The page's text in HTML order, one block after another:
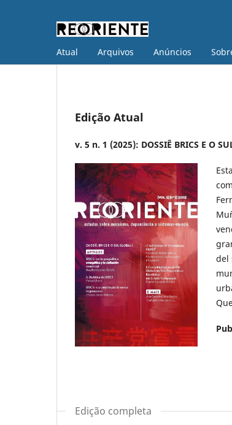
Atual Arquivos Anúncios
Edição Atual
v. 5 n. 1 (2025): DOSSIÊ BRICS E O
del
Edição completa